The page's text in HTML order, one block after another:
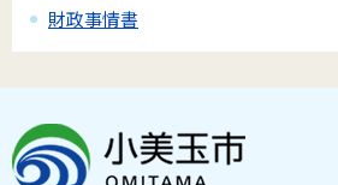
財政事情書